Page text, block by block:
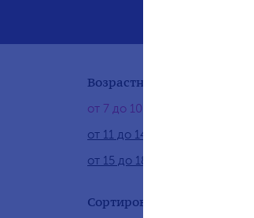
Возрастная группа:
от 7 до 10 лет
от 11 до 14 лет
от 15 до 18 лет
Сортировать по результату: